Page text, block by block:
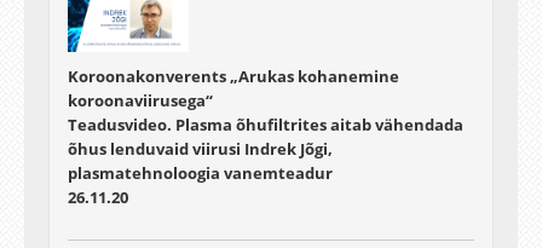
Koroonakonverents „Arukas kohanemine
koroonaviirusega“
Teadusvideo. Plasma õhufiltrites aitab vähendada
õhus lenduvaid viirusi Indrek Jõgi,
plasmatehnoloogia vanemteadur
26.11.20